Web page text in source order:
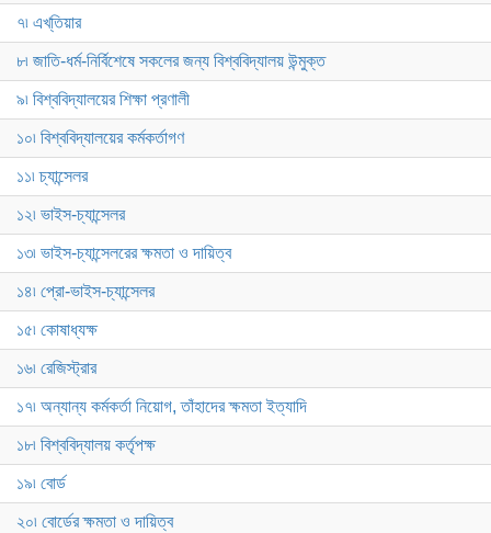
৭৷ এখ্‌তিয়ার
৮৷ জাতি-ধর্ম-নির্বিশেষে সকলের জন্য বিশ্ববিদ্যালয় উন্মুক্ত
৯৷ বিশ্ববিদ্যালয়ের শিক্ষা প্রণালী
১০৷ বিশ্ববিদ্যালয়ের কর্মকর্তাগণ
১১৷ চ্যান্সেলর
১২৷ ভাইস-চ্যান্সেলর
১৩৷ ভাইস-চ্যান্সেলরের ক্ষমতা ও দায়িত্ব
১৪৷ প্রো-ভাইস-চ্যান্সেলর
১৫৷ কোষাধ্যক্ষ
১৬৷ রেজিস্ট্রার
১৭৷ অন্যান্য কর্মকর্তা নিয়োগ, তাঁহাদের ক্ষমতা ইত্যাদি
১৮৷ বিশ্ববিদ্যালয় কর্তৃপক্ষ
১৯৷ বোর্ড
২০৷ বোর্ডের ক্ষমতা ও দায়িত্ব